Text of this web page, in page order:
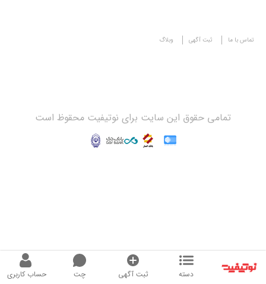
دسته ثبت آگهی چت حساب کاربری
تماس با ما ثبت آگهی وبلاگ
تمامی حقوق این سایت برای نوتیفیت محقوظ است